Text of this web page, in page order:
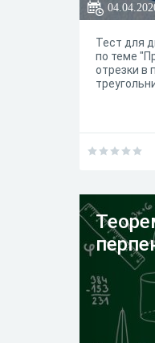
Тест для
по теме
отрезки в